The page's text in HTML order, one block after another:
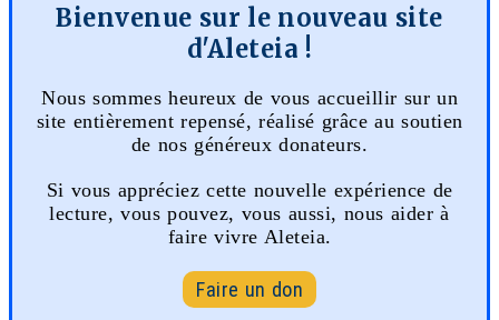
Bienvenue sur le nouveau site
d'Aleteia !
Nous sommes heureux de vous accueillir sur un
site entièrement repensé, réalisé grâce au soutien
de nos généreux donateurs.
Si vous appréciez cette nouvelle expérience de
lecture, vous pouvez, vous aussi, nous aider à
faire vivre Aleteia.
Faire un don